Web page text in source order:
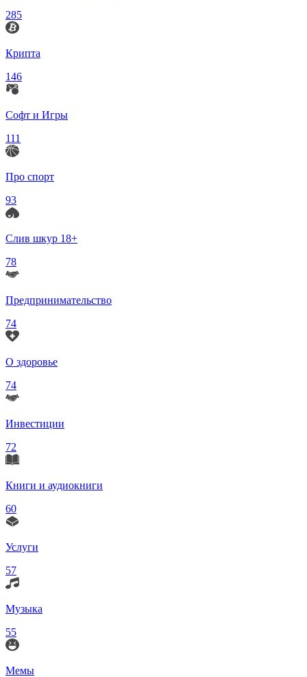
285
Крипта
146
Софт и Игры
111
Про спорт
93
Слив шкур 18+
78
Предпринимательство
74
О здоровье
74
Инвестиции
72
Книги и аудиокниги
60
Услуги
57
Музыка
55
Мемы